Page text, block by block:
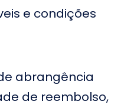
e condições
abrangência
de reembolso,